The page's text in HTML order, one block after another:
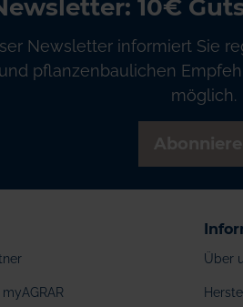
10€
Newsletter informiert Sie
pflanzenbaulichen
möglich.
Über